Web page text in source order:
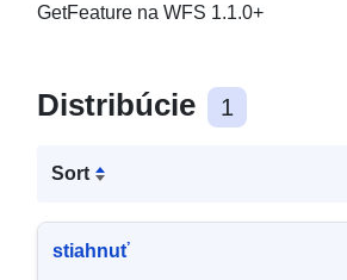
GetFeature na WFS 1.1.0+
Distribúcie 1
Sort
stiahnuť